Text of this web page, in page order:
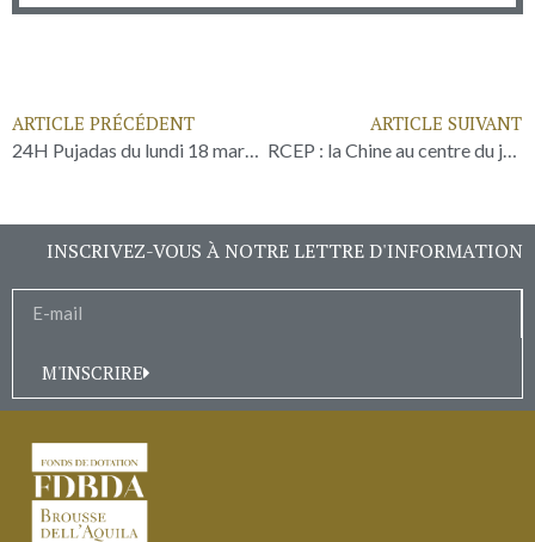
ARTICLE PRÉCÉDENT ARTICLE SUIVANT
RCEP : la Chine au centre du jeu asiatique ?
INSCRIVEZ-VOUS À NOTRE LETTRE D'INFORMATION
M'INSCRIRE